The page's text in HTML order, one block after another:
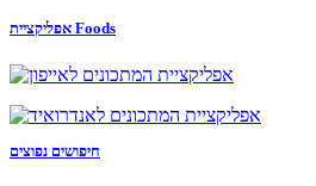
אפליקציית Foods
חיפושים נפוצים